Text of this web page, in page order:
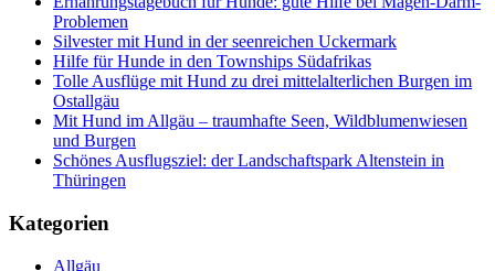
Problemen
Silvester mit Hund in der seenreichen Uckermark
Hilfe für Hunde in den Townships Südafrikas
Tolle Ausflüge mit Hund zu drei mittelalterlichen Burgen im
Ostallgäu
Mit Hund im Allgäu – traumhafte Seen, Wildblumenwiesen
und Burgen
Schönes Ausflugsziel: der Landschaftspark Altenstein in
Thüringen
Kategorien
Allgäu